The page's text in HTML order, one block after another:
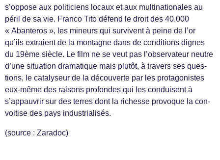
s’oppose aux politi­ciens locaux et aux multi­na­tionales au
péril de sa vie. Franco Tito défend le droit des 40.000
« Aban­teros », les mineurs qui sur­vivent à peine de l’or
qu’ils extraient de la mon­tagne dans de con­di­tions dignes
du 19ème siè­cle. Le film ne se veut pas l’observateur neu­tre
d’une sit­u­a­tion dra­ma­tique mais plutôt, à tra­vers ses ques­
tions, le catal­y­seur de la décou­verte par les pro­tag­o­nistes
eux-même des raisons pro­fondes qui les con­duisent à
s’appauvrir sur des ter­res dont la richesse provoque la con­
voitise des pays industrialisés.
(source : Zaradoc)